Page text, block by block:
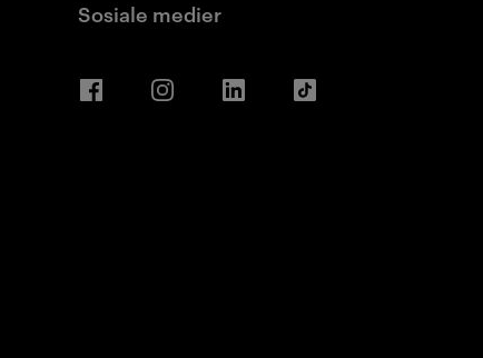
Sosiale medier